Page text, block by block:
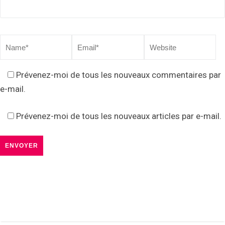
Prévenez-moi de tous les nouveaux commentaires par
e-mail.
Prévenez-moi de tous les nouveaux articles par e-mail.